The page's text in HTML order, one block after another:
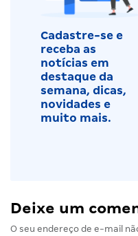
Cadastre-se e
receba as
notícias em
destaque da
semana, dicas,
novidades e
muito mais.
Deixe um
O seu endereço de e-mail